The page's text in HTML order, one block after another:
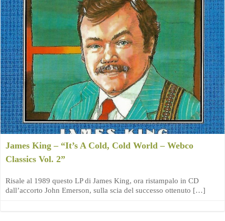
James King – “It’s A Cold, Cold World – Webco
Classics Vol. 2”
Risale al 1989 questo LP di James King, ora ristampalo in CD
dall’accorto John Emerson, sulla scia del successo ottenuto […]